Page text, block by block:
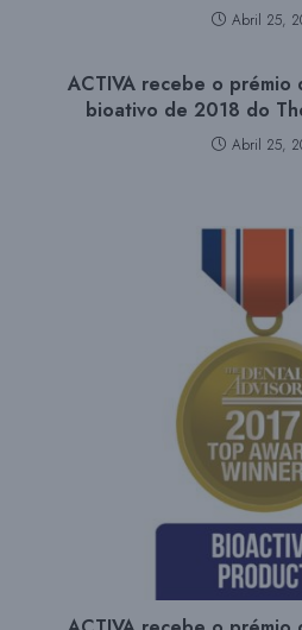
Abril 25,
ACTIVA recebe o
bioativo de 2018 do
Abril 25,